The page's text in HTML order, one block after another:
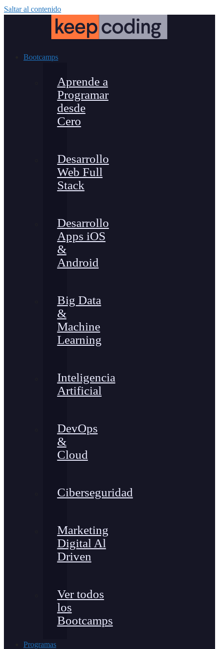
Saltar al contenido
Bootcamps
Aprende a
Programar
desde
Cero
Desarrollo
Web Full
Stack
Desarrollo
Apps iOS
&
Android
Big Data
&
Machine
Learning
Inteligencia
Artificial
DevOps
&
Cloud
Ciberseguridad
Marketing
Digital Al
Driven
Ver todos
los
Bootcamps
Programas